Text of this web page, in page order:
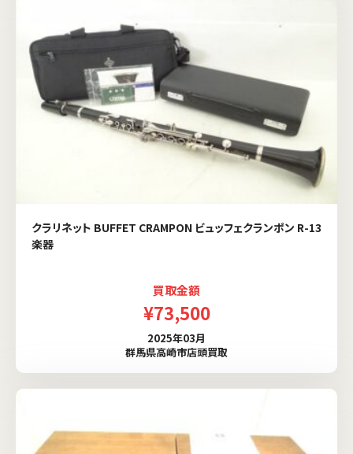
クラリネット BUFFET CRAMPON ビュッフェクランポン R-13
楽器
買取金額
¥73,500
2025年03月
群馬県高崎市店頭買取